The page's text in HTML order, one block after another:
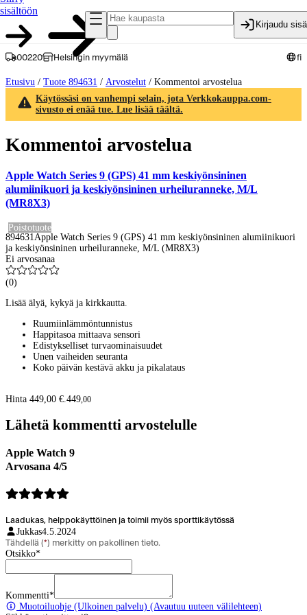
sisältöön
Kirjaudu
00220 Helsingin myymälä fi
Etusivu / Tuote 894631 / Arvostelut / Kommentoi arvostelua
Käytössäsi on vanhempi selain, jota Verkkokauppa.com-
sivusto ei enää tue. Lue lisää täältä.
Kommentoi arvostelua
Apple Watch Series 9 (GPS) 41 mm keskiyönsininen
alumiinikuori ja keskiyönsininen urheiluranneke, M/L
(MR8X3)
Poistotuote
894631 Apple Watch Series 9 (GPS) 41 mm keskiyönsininen alumiinikuori
ja keskiyönsininen urheiluranneke, M/L (MR8X3)
Ei arvosanaa
(0)
Lisää älyä, kykyä ja kirkkautta.
Ruumiinlämmöntunnistus
Happitasoa mittaava sensori
Edistykselliset turvaominaisuudet
Unen vaiheiden seuranta
Koko päivän kestävä akku ja pikalataus
Hinta 449,00 €. 449,00
Lähetä kommentti arvostelulle
Apple Watch 9
Arvosana 4/5
Laadukas, helppokäyttöinen ja toimii myös sporttikäytössä
Jukkas4.5.2024
Tähdellä (*) merkitty on pakollinen tieto.
Otsikko*
Kommentti*
Muotoiluohje (Ulkoinen palvelu) (Avautuu uuteen välilehteen)